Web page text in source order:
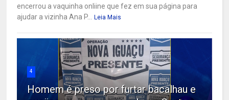
encerrou a vaquinha onliine que fez em sua página para
ajudar a vizinha Ana P...
Leia Mais
4
Homem é preso por furtar bacalhau e